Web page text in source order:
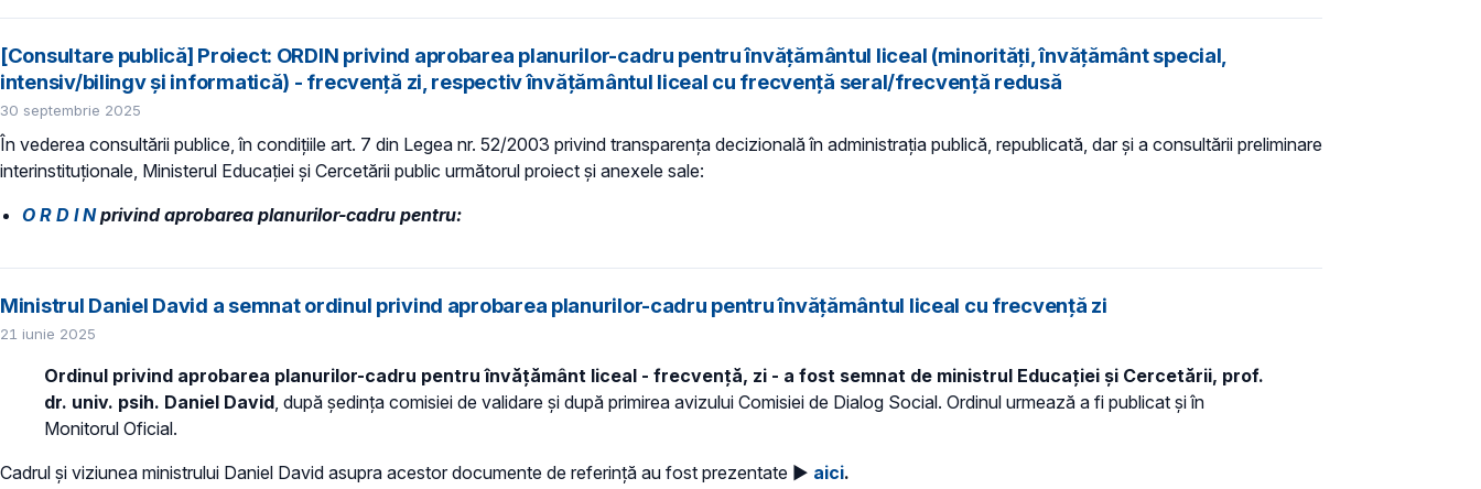
[Consultare publică] Proiect: ORDIN privind aprobarea planurilor-cadru pentru învățământul liceal (minorități, învățământ special,
intensiv/bilingv și informatică) - frecvență zi, respectiv învățământul liceal cu frecvență seral/frecvență redusă
30 septembrie 2025
În vederea consultării publice, în condiţiile art. 7 din Legea nr. 52/2003 privind transparenţa decizională în administraţia publică, republicată, dar și a consultării preliminare
interinstituționale, Ministerul Educaţiei și Cercetării public următorul proiect și anexele sale:
O R D I Nprivind aprobarea planurilor-cadru pentru:
Ministrul Daniel David a semnat ordinul privind aprobarea planurilor-cadru pentru învățământul liceal cu frecvență zi
21 iunie 2025
Ordinul privind aprobarea planurilor-cadru pentru învățământ liceal - frecvență, zi - a fost semnat de ministrul Educației și Cercetării, prof.
dr. univ. psih. Daniel David , după ședința comisiei de validare și după primirea avizului Comisiei de Dialog Social. Ordinul urmează a fi publicat și în
Monitorul Oficial.
Cadrul și viziunea ministrului Daniel David asupra acestor documente de referință au fost prezentate ► aici.